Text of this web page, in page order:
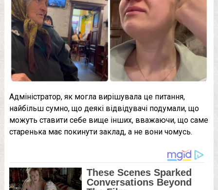
Адміністратор, як могла вирішувала це питання,
найбільш сумно, що деякі відвідувачі подумали, що
можуть ставити себе вище інших, вважаючи, що саме
старенька має покинути заклад, а не вони чомусь.